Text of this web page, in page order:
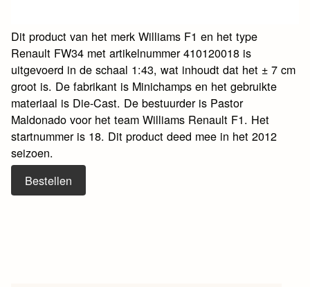
Dit product van het merk Williams F1 en het type
Renault FW34 met artikelnummer 410120018 is
uitgevoerd in de schaal 1:43, wat inhoudt dat het ± 7 cm
groot is. De fabrikant is Minichamps en het gebruikte
materiaal is Die-Cast. De bestuurder is Pastor
Maldonado voor het team Williams Renault F1. Het
startnummer is 18. Dit product deed mee in het 2012
seizoen.
Bestellen